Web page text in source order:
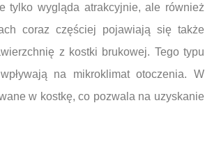
tylko wygląda atrakcyjnie, ale również
coraz częściej pojawiają się także
z kostki brukowej. Tego typu
na mikroklimat otoczenia. W
w kostkę, co pozwala na uzyskanie